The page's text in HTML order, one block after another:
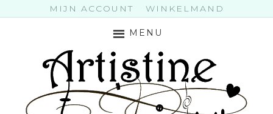
MIJN ACCOUNT WINKELMAND
MENU